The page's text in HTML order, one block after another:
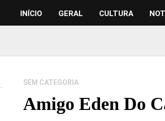
INÍCIO GERAL CULTURA
SEM CATEGORIA
Amigo Eden Do